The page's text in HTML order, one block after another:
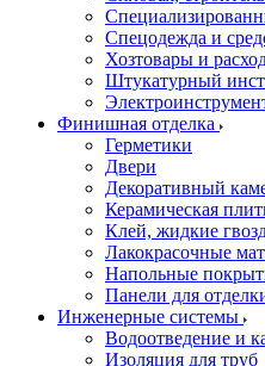
Спецодежда и
Хозтовары и
Штукатурный
Финишная отделка
Герметики
Двери
Декоративный
Керамическая
Клей, жидкие
Лакокрасочные
Напольные
Панели для
Инженерные системы
Водоотведение и
Изоляция для труб